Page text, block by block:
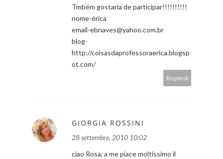
Tmbém gostaria de participar!!!!!!!!!!
nome-érica
email-ebnaves@yahoo.com.br
blog-
http://coisasdaprofessoraerica.blogsp
ot.com/
Rispondi
GIORGIA ROSSINI
28 settembre, 2010 10:02
ciao Rosa, a me piace moltissimo il